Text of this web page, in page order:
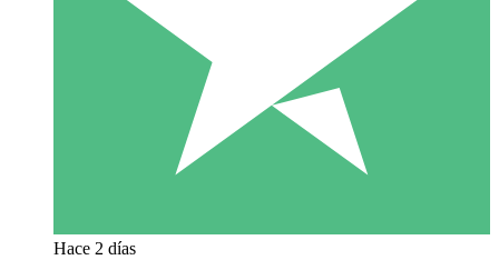
Hace 2 días